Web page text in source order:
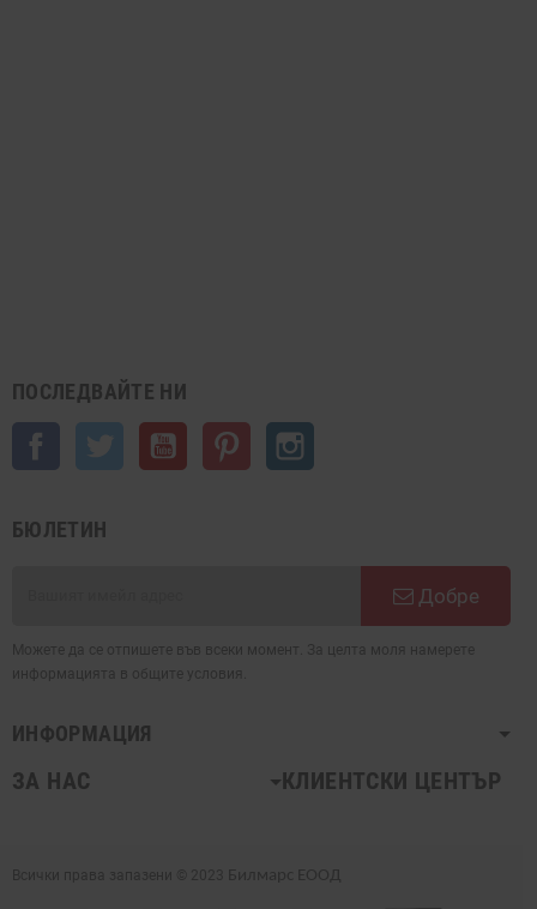
ПОСЛЕДВАЙТЕ НИ
Facebook Twitter YouTube Pinterest
БЮЛЕТИН
Добре
Можете да се отпишете във всеки момент. За целта моля намерете
информацията в общите условия.
ИНФОРМАЦИЯ
ЗА НАС КЛИЕНТСКИ ЦЕНТЪР